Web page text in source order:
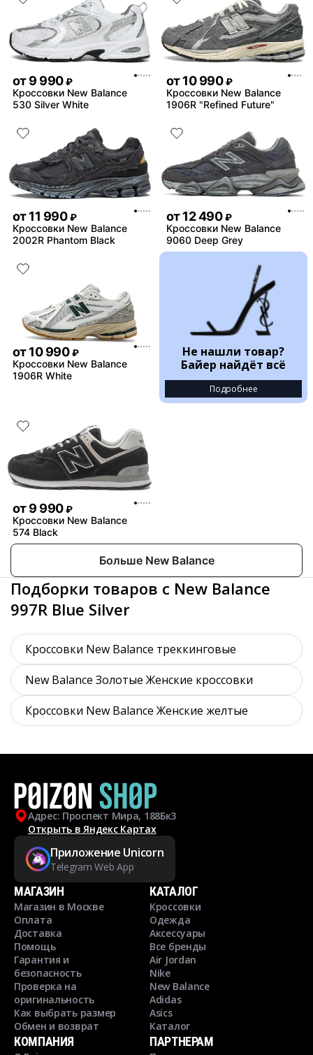
от9 990 ₽
Кроссовки New Balance
530 Silver White
от10 990 ₽
Кроссовки New Balance
1906R "Refined Future"
от11 990 ₽
Кроссовки New Balance
2002R Phantom Black
от12 490 ₽
Кроссовки New Balance
9060 Deep Grey
от10 990 ₽
Кроссовки New Balance
1906R White
Не нашли товар?
Байер найдёт всё
Подробнее
от9 990 ₽
Кроссовки New Balance
574 Black
Больше New Balance
Подборки товаров с New Balance
997R Blue Silver
Кроссовки New Balance треккинговые
New Balance Золотые Женские кроссовки
Кроссовки New Balance Женские желтые
Адрес: Проспект Мира, 188Бк3
Открыть в Яндекс Картах
Приложение Unicorn
Telegram Web App
МАГАЗИН
Магазин в Москве
Оплата
Доставка
Помощь
Гарантия и
безопасность
Проверка на
оригинальность
Как выбрать размер
Обмен и возврат
КАТАЛОГ
Кроссовки
Одежда
Аксессуары
Все бренды
Air Jordan
Nike
New Balance
Adidas
Asics
Каталог
КОМПАНИЯ ПАРТНЕРАМ